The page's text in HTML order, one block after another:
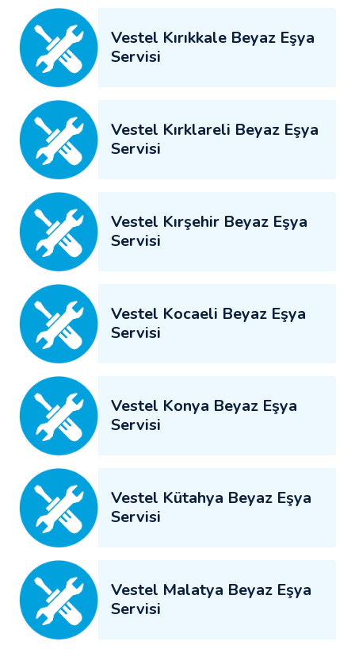
Vestel Kırıkkale Beyaz Eşya
Servisi
Vestel Kırklareli Beyaz Eşya
Servisi
Vestel Kırşehir Beyaz Eşya
Servisi
Vestel Kocaeli Beyaz Eşya
Servisi
Vestel Konya Beyaz Eşya
Servisi
Vestel Kütahya Beyaz Eşya
Servisi
Vestel Malatya Beyaz Eşya
Servisi